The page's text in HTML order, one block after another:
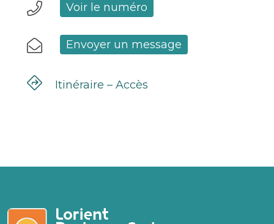
Voir le numéro
Envoyer un message
Itinéraire – Accès